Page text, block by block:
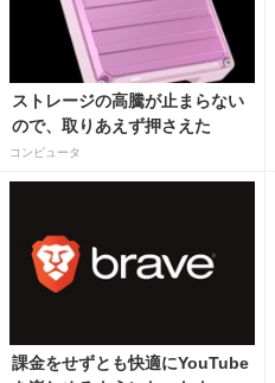
ストレージの高騰が止まらない
ので、取りあえず押さえた
コンピュータ
課金をせずとも快適にYouTube